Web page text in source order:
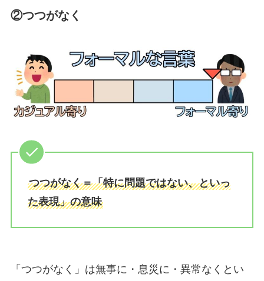
②つつがなく
つつがなく＝「特に問題ではない、といっ
た表現」の意味
「つつがなく」は無事に・息災に・異常なくとい